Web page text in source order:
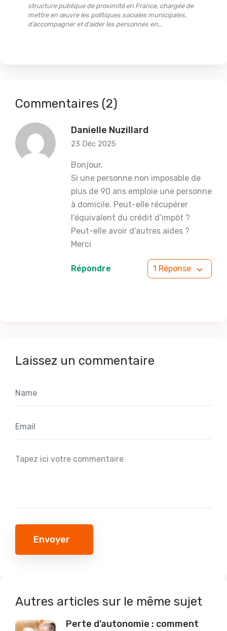
structure publique de proximité en France, chargée de
mettre en œuvre les politiques sociales municipales,
d’accompagner et d’aider les personnes en…
Commentaires (2)
Danielle Nuzillard
23 Déc 2025
Bonjour,
Si une personne non imposable de
plus de 90 ans emploie une personne
à domicile. Peut-elle récupérer
l’équivalent du crédit d’impôt ?
Peut-elle avoir d’autres aides ?
Merci
Répondre 1 Réponse
Laissez un commentaire
Envoyer
Autres articles sur le même sujet
Perte d’autonomie : comment